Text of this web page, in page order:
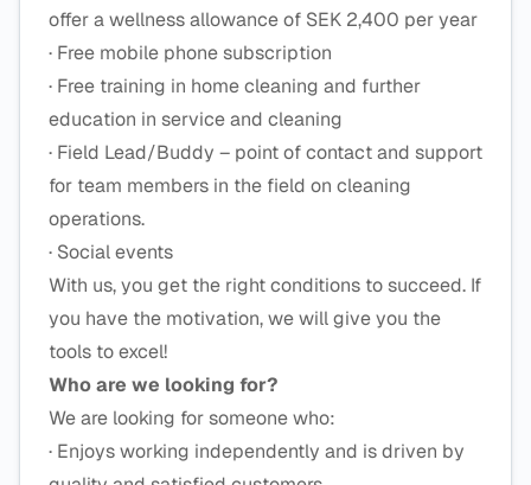
offer a wellness allowance of SEK 2,400 per year
· Free mobile phone subscription
· Free training in home cleaning and further
education in service and cleaning
· Field Lead/Buddy – point of contact and support
for team members in the field on cleaning
operations.
· Social events
With us, you get the right conditions to succeed. If
you have the motivation, we will give you the
tools to excel!
Who are we looking for?
We are looking for someone who:
· Enjoys working independently and is driven by